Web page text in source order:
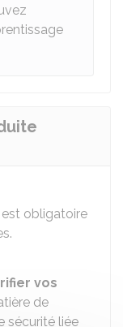
obligatoire
vos
de
sécurité liée